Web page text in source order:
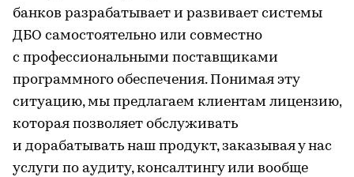
банков разрабатывает и развивает системы
ДБО самостоятельно или совместно
с профессиональными поставщиками
программного обеспечения. Понимая эту
ситуацию, мы предлагаем клиентам лицензию,
которая позволяет обслуживать
и дорабатывать наш продукт, заказывая у нас
услуги по аудиту, консалтингу или вообще